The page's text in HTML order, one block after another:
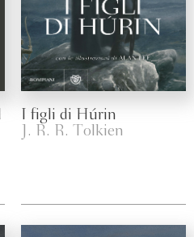
I figli di Húrin
J. R. R. Tolkien